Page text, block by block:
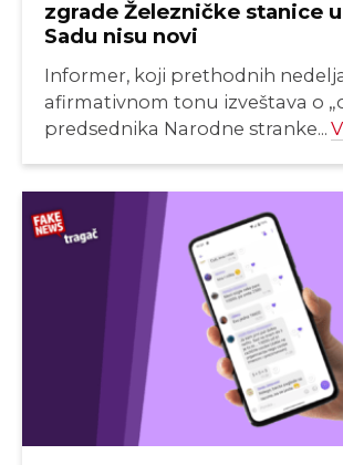
zgrade Železničke stanice
Sadu nisu novi
Informer, koji prethodnih
afirmativnom tonu izveštava o
predsednika Narodne stranke...